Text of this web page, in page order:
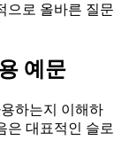
으로 올바른 질문
예문
하는지 이해하
은 대표적인 슬로